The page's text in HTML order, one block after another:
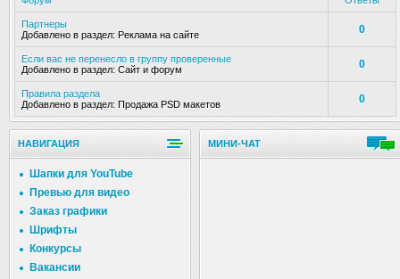
Партнеры
Добавлено в раздел: Реклама на сайте 0
Если вас не перенесло в группу проверенные
Добавлено в раздел: Сайт и форум 0
Правила раздела
Добавлено в раздел: Продажа PSD макетов 0
НАВИГАЦИЯ
Шапки для YouTube
Превью для видео
Заказ графики
Шрифты
Конкурсы
Вакансии
МИНИ-ЧАТ